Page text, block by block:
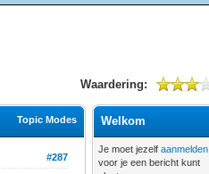
Waardering:
Topic Modes
#287
Welkom
Je moet jezelfaanmelden
voor je een bericht kunt